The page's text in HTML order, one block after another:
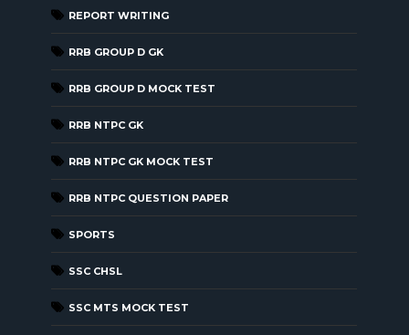
REPORT WRITING
RRB GROUP D GK
RRB GROUP D MOCK TEST
RRB NTPC GK
RRB NTPC GK MOCK TEST
RRB NTPC QUESTION PAPER
SPORTS
SSC CHSL
SSC MTS MOCK TEST